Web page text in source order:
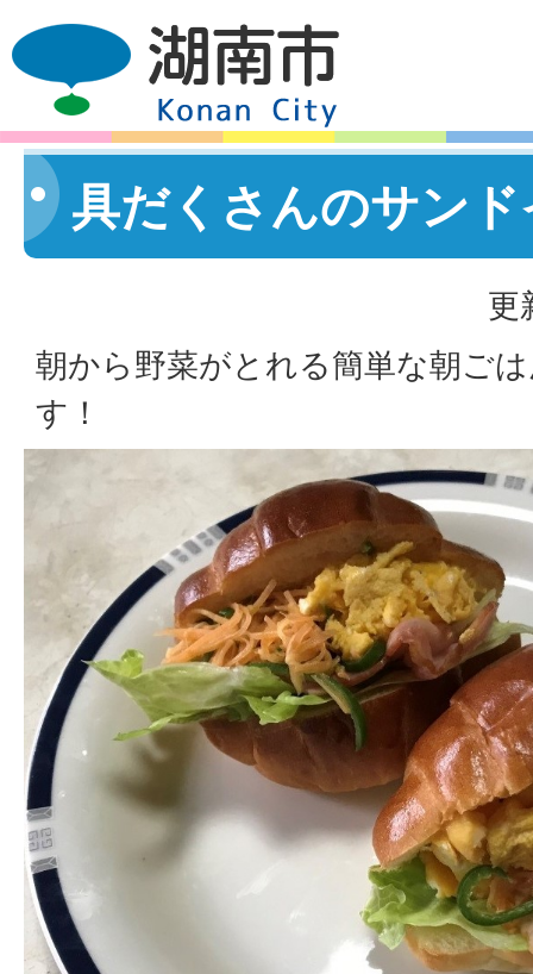
具だくさんのサン
更
朝から野菜がとれる簡単な朝ご
す！